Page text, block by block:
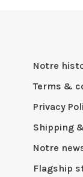
Notre
Terms &
Privacy
Shipping
Notre
Flagship